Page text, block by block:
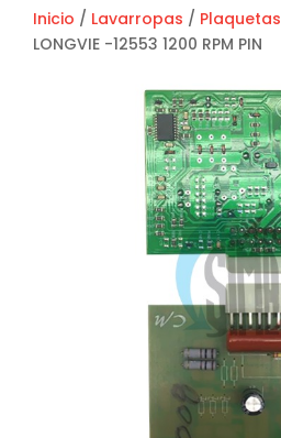
Inicio / Lavarropas / Plaquetas
LONGVIE -12553 1200 RPM PIN